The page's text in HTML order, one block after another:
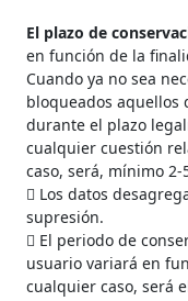
El plazo de
en función de la
Cuando ya no sea
bloqueados aquellos
durante el plazo
cualquier cuestión
caso, será, mínimo 2-
 Los datos
supresión.
 El periodo de
usuario variará en
cualquier caso, será